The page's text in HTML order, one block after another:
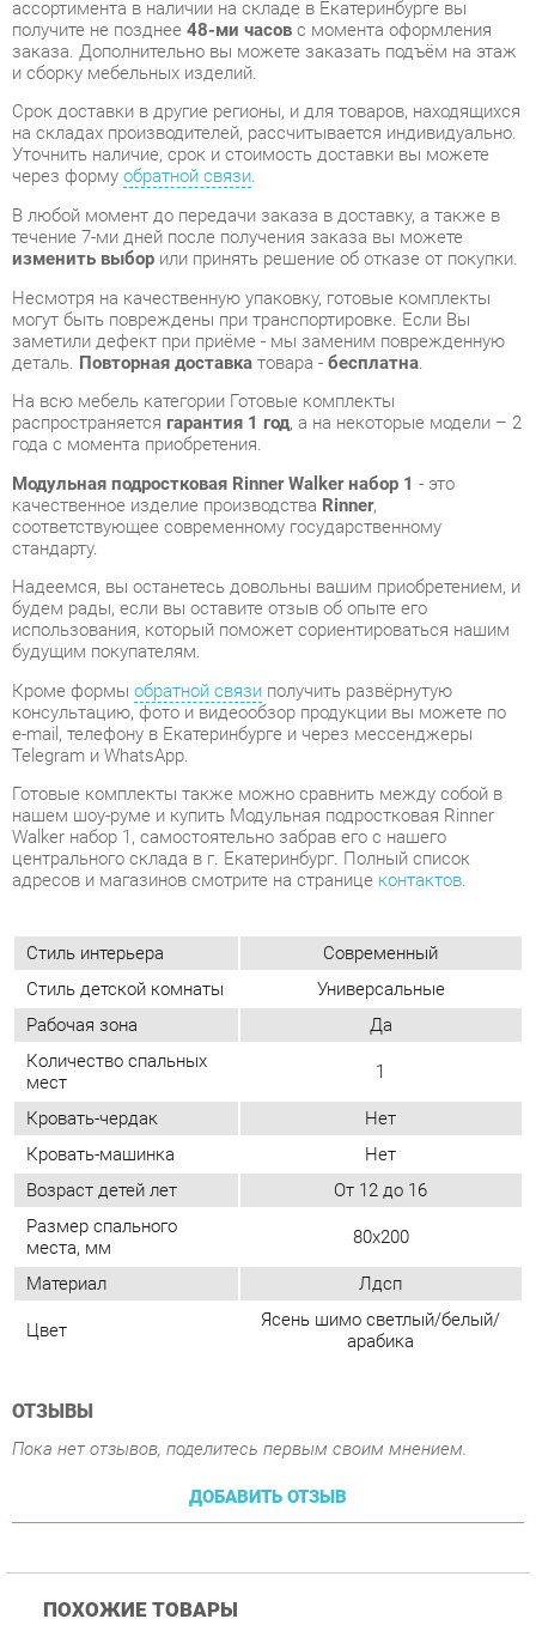
Срок доставки в другие регионы, и для товаров, находящихся
на складах производителей, рассчитывается индивидуально.
Уточнить наличие, срок и стоимость доставки вы можете
через формуобратной связи.
В любой момент до передачи заказа в доставку, а также в
течение 7-ми дней после получения заказа вы можете
изменить выборили принять решение об отказе от покупки.
могут быть повреждены при транспортировке. Если Вы
заметили дефект при приёме - мы заменим поврежденную
деталь.Повторная доставкатовара -бесплатна.
На всю мебель категории Готовые комплекты
распространяетсягарантия 1 год, а на некоторые модели – 2
года с момента приобретения.
Модульная подростковая Rinner Walker набор 1
качественное изделие производстваRinner,
соответствующее современному государственному
стандарту.
Надеемся, вы останетесь довольны вашим приобретением, и
будем рады, если вы оставите отзыв об опыте его
использования, который поможет сориентироваться нашим
будущим покупателям.
Кроме формы получить развёрнутую
консультацию, фото и видеообзор продукции вы можете по
e-mail, телефону в Екатеринбурге и через мессенджеры
Telegram и WhatsApp.
нашем шоу-руме и купить Модульная подростковая Rinner
Walker набор 1, самостоятельно забрав его с нашего
центрального склада в г. Екатеринбург. Полный список
адресов и магазинов смотрите на странице
Стиль интерьера
Современный
Стиль детской комнаты
Универсальные
Количество спальных
мест 1
Кровать-чердак
Нет
Кровать-машинка
Нет
Возраст детей лет
Размер спального
места, мм 80х200
Материал Лдсп
Цвет
Ясень шимо светлый/белый/
арабика
ОТЗЫВЫ
Пока нет отзывов, поделитесь первым своим мнением.
ПОХОЖИЕ ТОВАРЫ